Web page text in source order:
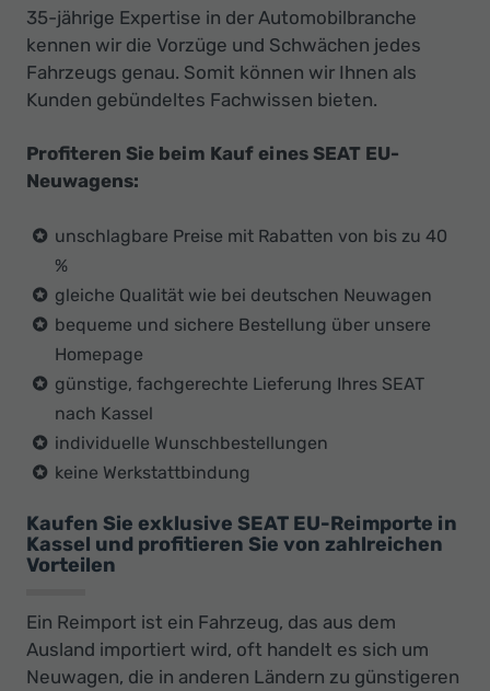
35-jährige Expertise in der Automobilbranche
kennen wir die Vorzüge und Schwächen jedes
Fahrzeugs genau. Somit können wir Ihnen als
Kunden gebündeltes Fachwissen bieten.
Profiteren Sie beim Kauf eines SEAT EU-
Neuwagens:
unschlagbare Preise mit Rabatten von bis zu 40
%
gleiche Qualität wie bei deutschen Neuwagen
bequeme und sichere Bestellung über unsere
Homepage
günstige, fachgerechte Lieferung Ihres SEAT
nach Kassel
individuelle Wunschbestellungen
keine Werkstattbindung
Kaufen Sie exklusive SEAT EU-Reimporte in
Kassel und profitieren Sie von zahlreichen
Vorteilen
Ein Reimport ist ein Fahrzeug, das aus dem
Ausland importiert wird, oft handelt es sich um
Neuwagen, die in anderen Ländern zu günstigeren